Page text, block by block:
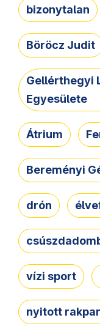
bizonytalan
Böröcz Judit
Gellérthegyi
Egyesülete
Átrium
Bereményi
drón
vízi sport
nyitott